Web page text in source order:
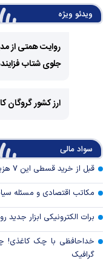
ویدئو ویژه
روایت همتی از
جلوی شتاب
ارز کشور گروگان
سواد مالی
قبل از خرید قسطی این ۷ هزینه پنهان را بشناسید
مکاتب اقتصادی و مسئله
برات الکترونیکی ابزار
خداحافظی با چک کاغذی!
گرافیک